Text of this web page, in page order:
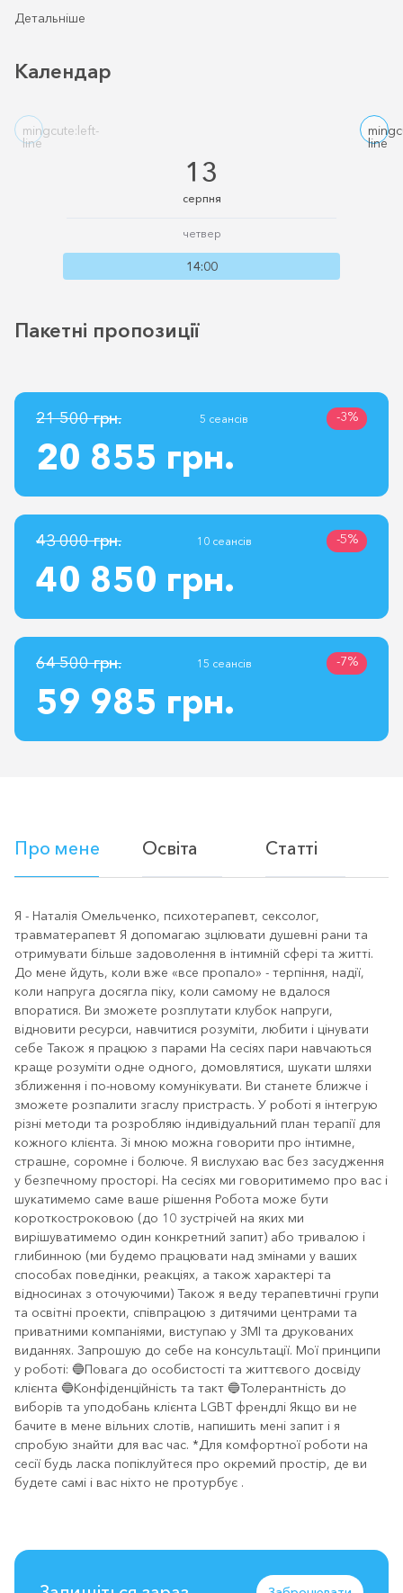
Детальніше
Календар
mingcute:left-
line line
13
серпня
четвер
14:00
Пакетні пропозиції
21 500 грн. 5 сеансів -3%
20 855 грн.
43 000 грн. 10 сеансів -5%
40 850 грн.
64 500 грн. 15 сеансів -7%
59 985 грн.
Про мене Освіта Статті
Я - Наталія Омельченко, психотерапевт, сексолог,
травматерапевт Я допомагаю зцілювати душевні рани та
отримувати більше задоволення в інтимній сфері та житті.
До мене йдуть, коли вже «все пропало» - терпіння, надії,
коли напруга досягла піку, коли самому не вдалося
впоратися. Ви зможете розплутати клубок напруги,
відновити ресурси, навчитися розуміти, любити і цінувати
себе Також я працюю з парами На сесіях пари навчаються
краще розуміти одне одного, домовлятися, шукати шляхи
зближення і по-новому комунікувати. Ви станете ближче і
зможете розпалити згаслу пристрасть. У роботі я інтегрую
різні методи та розробляю індивідуальний план терапії для
кожного клієнта. Зі мною можна говорити про інтимне,
страшне, соромне і болюче. Я вислухаю вас без засудження
у безпечному просторі. На сесіях ми говоритимемо про вас і
шукатимемо саме ваше рішення Робота може бути
короткостроковою (до 10 зустрічей на яких ми
вирішуватимемо один конкретний запит) або тривалою і
глибинною (ми будемо працювати над змінами у ваших
способах поведінки, реакціях, а також характері та
відносинах з оточуючими) Також я веду терапевтичні групи
та освітні проекти, співпрацюю з дитячими центрами та
приватними компаніями, виступаю у ЗМІ та друкованих
виданнях. Запрошую до себе на консультації. Мої принципи
у роботі: 🔵Повага до особистості та життєвого досвіду
клієнта 🔵Конфіденційність та такт 🔵Толерантність до
виборів та уподобань клієнта LGBT френдлі Якщо ви не
бачите в мене вільних слотів, напишить мені запит і я
спробую знайти для вас час. *Для комфортної роботи на
сесії будь ласка попіклуйтеся про окремий простір, де ви
будете самі і вас ніхто не протурбує .